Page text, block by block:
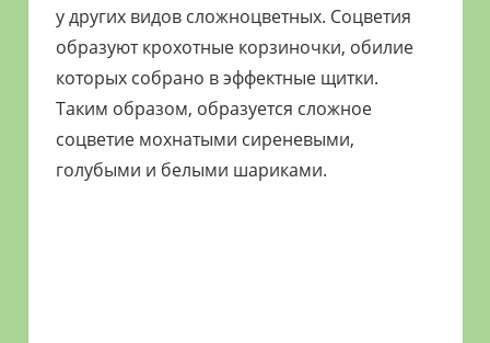
у других видов сложноцветных. Соцветия
образуют крохотные корзиночки, обилие
которых собрано в эффектные щитки.
Таким образом, образуется сложное
соцветие мохнатыми сиреневыми,
голубыми и белыми шариками.